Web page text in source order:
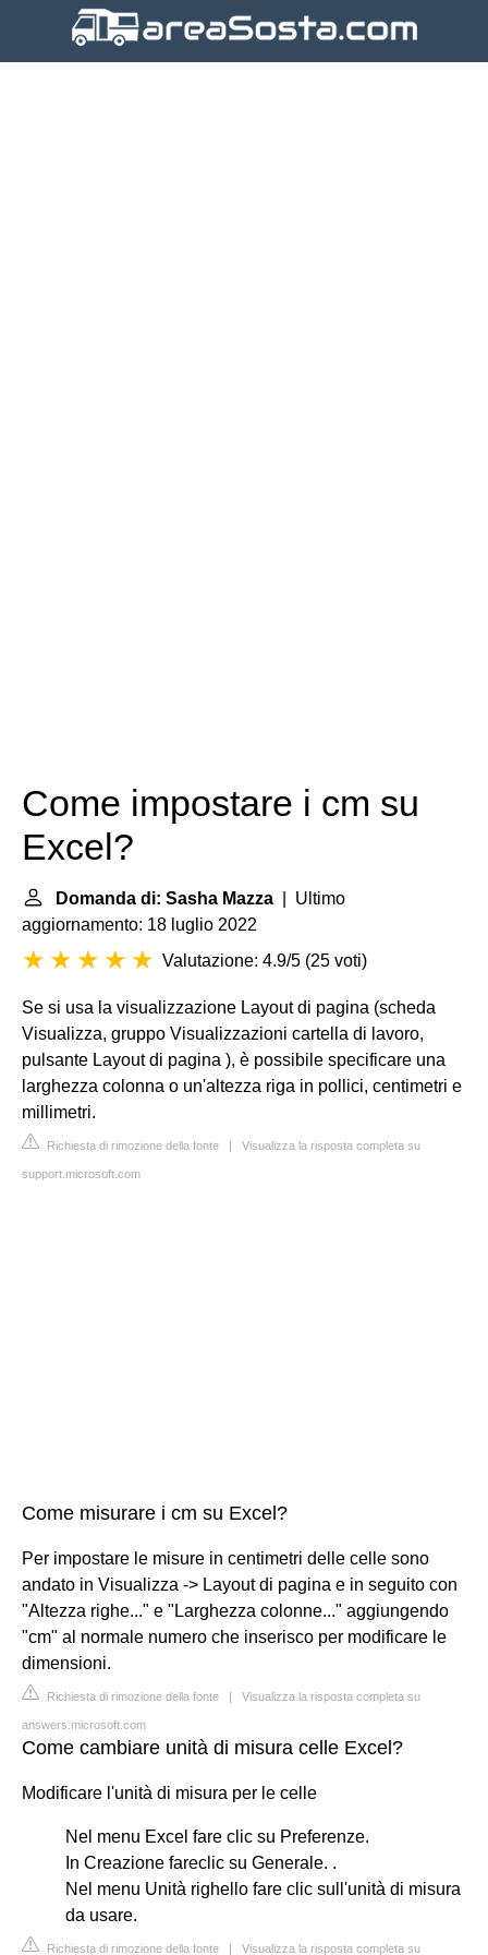
Come impostare i cm su
Excel?
Domanda di: Sasha Mazza | Ultimo
aggiornamento: 18 luglio 2022
Valutazione: 4.9/5 (25 voti)
Se si usa la visualizzazione Layout di pagina (scheda
Visualizza, gruppo Visualizzazioni cartella di lavoro,
pulsante Layout di pagina ), è possibile specificare una
larghezza colonna o un'altezza riga in pollici, centimetri e
millimetri.
Richiesta di rimozione della fonte | Visualizza la risposta completa su
support.microsoft.com
Come misurare i cm su Excel?
Per impostare le misure in centimetri delle celle sono
andato in Visualizza -> Layout di pagina e in seguito con
"Altezza righe..." e "Larghezza colonne..." aggiungendo
"cm" al normale numero che inserisco per modificare le
dimensioni.
Richiesta di rimozione della fonte | Visualizza la risposta completa su
answers.microsoft.com
Come cambiare unità di misura celle Excel?
Modificare l'unità di misura per le celle
Nel menu Excel fare clic su Preferenze.
In Creazione fareclic su Generale. .
Nel menu Unità righello fare clic sull'unità di misura
da usare.
Richiesta di rimozione della fonte | Visualizza la risposta completa su